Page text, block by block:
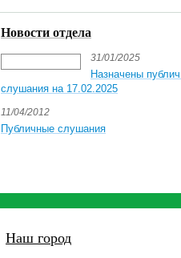
Новости отдела
31/01/2025
Назначены
слушания на 17.02.2025
11/04/2012
Публичные слушания
Наш город